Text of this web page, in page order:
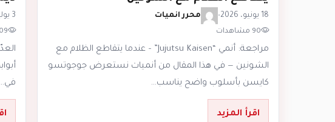
18 يونيو، 2026 •
محرر انميات
90 مشاهدات
مراجعة: أنمي “Jujutsu Kaisen” – عندما يتقاطع الظلام مع
الشونين — في هذا المقال من أنميات نستعرض جوجوتسو
كايسن بأسلوب واضح يناسب…
اقرأ المزيد
3 يوليو، 2025
109
في…